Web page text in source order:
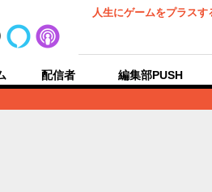
人生にゲームをプラスす
配信者 編集部PUSH